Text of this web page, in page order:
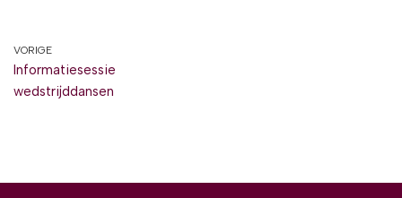
VORIGE
Informatiesessie
wedstrijddansen